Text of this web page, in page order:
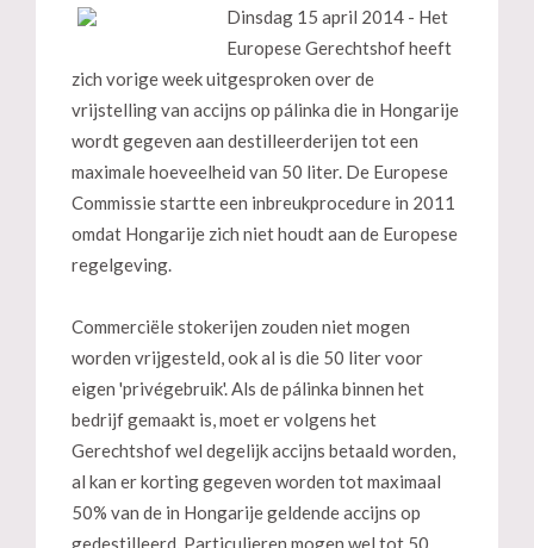
Dinsdag 15 april 2014 - Het
Europese Gerechtshof heeft
zich vorige week uitgesproken over de
vrijstelling van accijns op pálinka die in Hongarije
wordt gegeven aan destilleerderijen tot een
maximale hoeveelheid van 50 liter. De Europese
Commissie startte een inbreukprocedure in 2011
omdat Hongarije zich niet houdt aan de Europese
regelgeving.
Commerciële stokerijen zouden niet mogen
worden vrijgesteld, ook al is die 50 liter voor
eigen 'privégebruik'. Als de pálinka binnen het
bedrijf gemaakt is, moet er volgens het
Gerechtshof wel degelijk accijns betaald worden,
al kan er korting gegeven worden tot maximaal
50% van de in Hongarije geldende accijns op
gedestilleerd. Particulieren mogen wel tot 50